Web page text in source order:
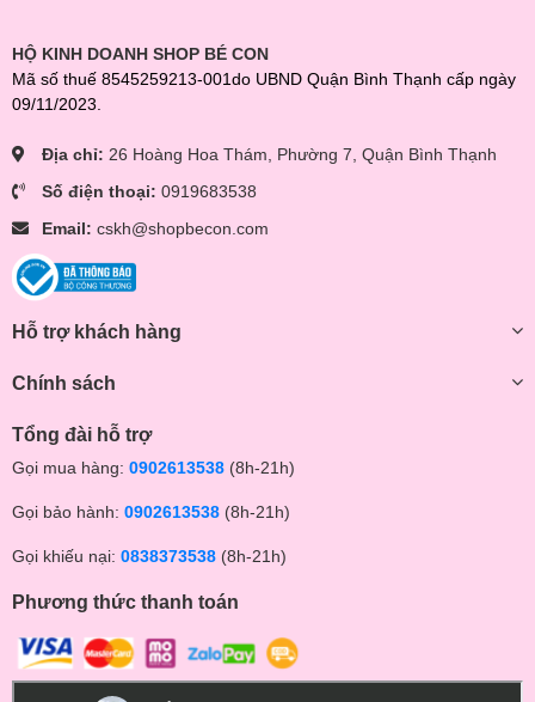
HỘ KINH DOANH SHOP BÉ CON
Mã số thuế 8545259213-001do UBND Quận Bình Thạnh cấp ngày
09/11/2023.
Địa chỉ: 26 Hoàng Hoa Thám, Phường 7, Quận Bình Thạnh
Số điện thoại: 0919683538
Email: cskh@shopbecon.com
Hỗ trợ khách hàng
Chính sách
Tổng đài hỗ trợ
Gọi mua hàng: 0902613538 (8h-21h)
Gọi bảo hành: 0902613538 (8h-21h)
Gọi khiếu nại: 0838373538 (8h-21h)
Phương thức thanh toán